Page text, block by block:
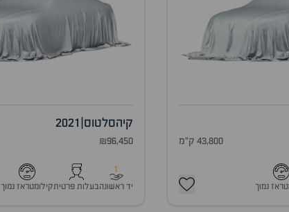
43,800 ק"מ
נמוך
קיהסלטוס 2021
₪96,450
1
יד ראשונהבעלות פרטיתקילומטראז נמוך